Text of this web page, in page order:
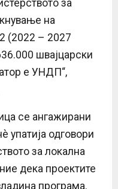
за
на
(2022 – 2027
швајцарски
е УНДП“,
се ангажирани
упатија одговори
за локална
дека проектите
програма.